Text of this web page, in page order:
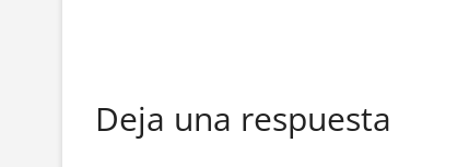
Deja una respuesta